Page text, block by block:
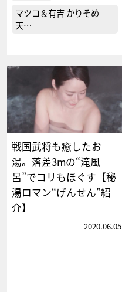
マツコ＆有吉 かりそめ
天…
戦国武将も癒したお
湯。落差3mの“滝風
呂”でコリもほぐす【秘
湯ロマン“げんせん”紹
介】
2020.06.05